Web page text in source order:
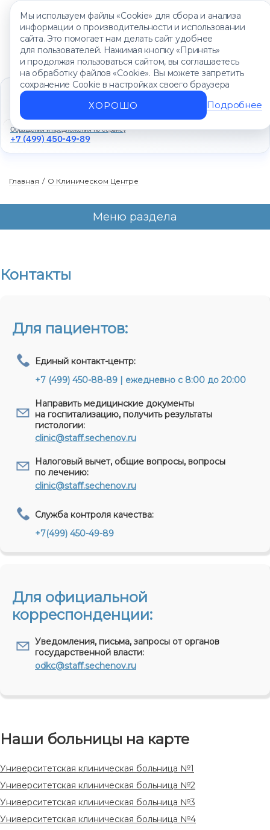
Мы используем файлы «Cookie» для сбора и анализа
информации о производительности и использовании
сайта. Это помогает нам делать сайт удобнее
для пользователей. Нажимая кнопку «Принять»
и продолжая пользоваться сайтом, вы соглашаетесь
на обработку файлов «Cookie». Вы можете запретить
сохранение Cookie в настройках своего браузера
ХОРОШО Подробнее
Единый контакт-центр
+7 (499) 450-88-89
Ежедневно с 8:00 до 20:00
Обращения и предложения по сервису
+7 (499) 450-49-89
Главная / О Клиническом Центре
Контакты
Для пациентов:
Единый контакт-центр:
+7 (499) 450-88-89 | ежедневно с 8:00 до 20:00
Направить медицинские документы
на госпитализацию, получить результаты
гистологии:
clinic@staff.sechenov.ru
Налоговый вычет, общие вопросы, вопросы
по лечению:
clinic@staff.sechenov.ru
Служба контроля качества:
+7(499) 450-49-89
Для официальной
корреспонденции:
Уведомления, письма, запросы от органов
государственной власти:
odkc@staff.sechenov.ru
Наши больницы на карте
Университетская клиническая больница №1
Университетская клиническая больница №2
Университетская клиническая больница №3
Университетская клиническая больница №4
Меню раздела